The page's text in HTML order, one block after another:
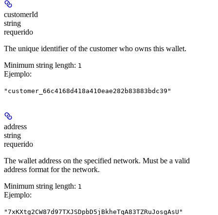
customerId
string
requerido
The unique identifier of the customer who owns this wallet.
Minimum string length: 1
Ejemplo:
"customer_66c4168d418a410eae282b83883bdc39"
address
string
requerido
The wallet address on the specified network. Must be a valid
address format for the network.
Minimum string length: 1
Ejemplo:
"7xKXtg2CW87d97TXJSDpbD5jBkheTqA83TZRuJosgAsU"